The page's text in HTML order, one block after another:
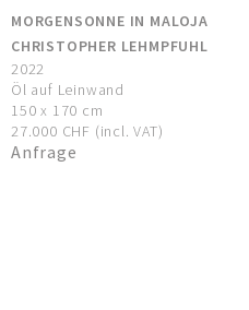
MORGENSONNE IN MALOJA
CHRISTOPHER LEHMPFUHL
2022
Öl auf Leinwand
150 x 170 cm
27.000 CHF (incl. VAT)
Anfrage